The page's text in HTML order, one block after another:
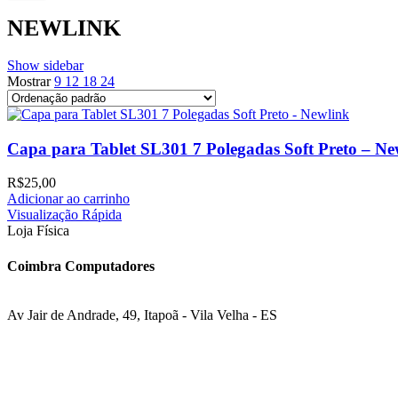
NEWLINK
Show sidebar
Mostrar9 12 18 24
Capa para Tablet SL301 7 Polegadas Soft Preto –
R$25,00
Adicionar ao carrinho
Visualização Rápida
Loja Física
Coimbra Computadores
Av Jair de Andrade, 49, Itapoã - Vila Velha - ES